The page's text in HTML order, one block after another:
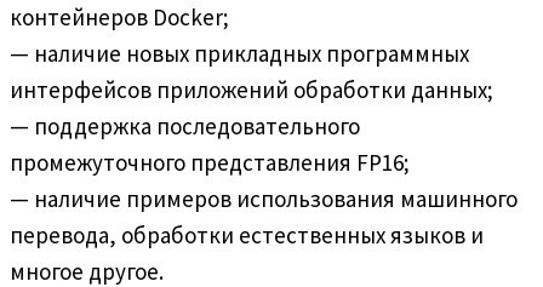
контейнеров Docker;
— наличие новых прикладных программных
интерфейсов приложений обработки данных;
— поддержка последовательного
промежуточного представления FP16;
— наличие примеров использования машинного
перевода, обработки естественных языков и
многое другое.